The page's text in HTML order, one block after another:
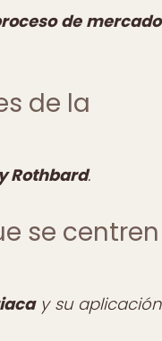
de mercado
de la
Rothbard.
se centren
y su aplicación